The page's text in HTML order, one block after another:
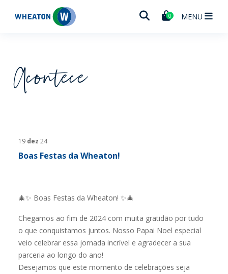
Wheaton 0 MENU
Acontece
19 dez 24
Boas Festas da Wheaton!
🎄✨ Boas Festas da Wheaton! ✨🎄
Chegamos ao fim de 2024 com muita gratidão por tudo
o que conquistamos juntos. Nosso Papai Noel especial
veio celebrar essa jornada incrível e agradecer a sua
parceria ao longo do ano!
Desejamos que este momento de celebrações seja